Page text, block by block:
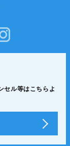
セル等はこちらよ